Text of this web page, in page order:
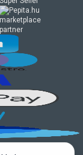
marketplace
partner